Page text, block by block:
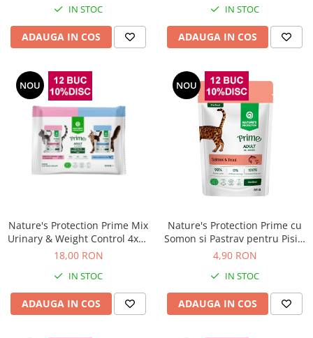
IN STOC
ADAUGA IN COS
IN STOC
ADAUGA IN COS
NOU
Nature's Protection Prime Mix
Urinary & Weight Control 4x85
Gr
18,00 RON
IN STOC
ADAUGA IN COS
NOU
Nature's Protection Prime cu
Somon si Pastrav pentru Pisici
Sterilizate 85 Gr
4,90 RON
IN STOC
ADAUGA IN COS